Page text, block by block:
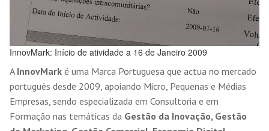
InnovMark: Início de atividade a 16 de Janeiro 2009
A InnovMark é uma Marca Portuguesa que actua no mercado
português desde 2009, apoiando Micro, Pequenas e Médias
Empresas, sendo especializada em Consultoria e em
Formação nas temáticas da Gestão da Inovação, Gestão